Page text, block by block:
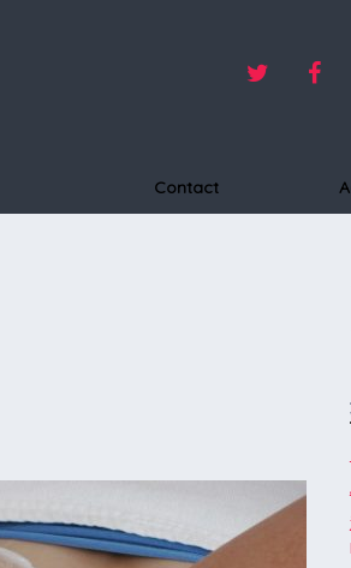
Contact